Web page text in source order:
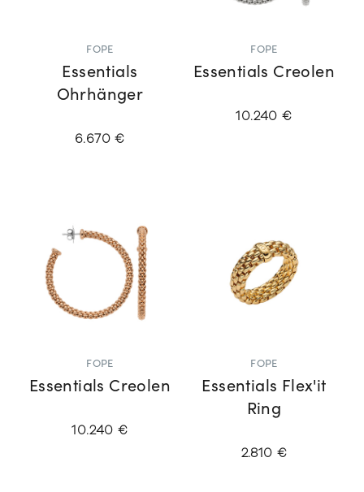
FOPE
Essentials
Ohrhänger
6.670 €
FOPE
Essentials Creolen
10.240 €
FOPE
Essentials Creolen
10.240 €
FOPE
Essentials Flex'it
Ring
2.810 €